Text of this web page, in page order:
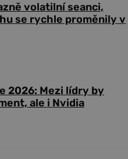
volatilní seanci,
se rychle proměnily v
2026: Mezi lídry by
ale i Nvidia